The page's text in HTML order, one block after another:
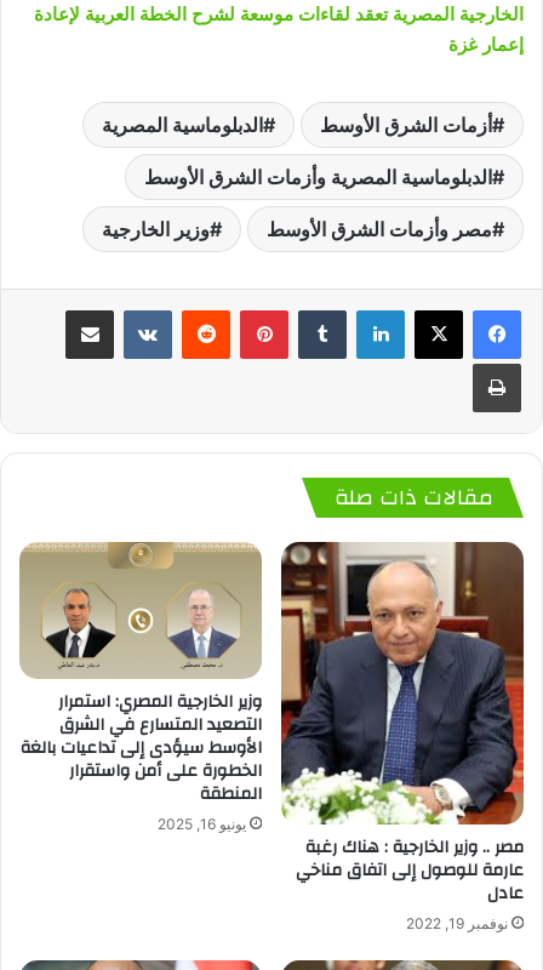
الخارجية المصرية تعقد لقاءات موسعة لشرح الخطة العربية لإعادة
إعمار غزة
أزمات الشرق الأوسط الدبلوماسية المصرية
الدبلوماسية المصرية وأزمات الشرق الأوسط
مصر وأزمات الشرق الأوسط وزير الخارجية
لينكدإن بينتيريست
مقالات ذات صلة
مصر .. وزير الخارجية : هناك رغبة
عارمة للوصول إلى اتفاق مناخي
عادل
نوفمبر 19, 2022
وزير الخارجية المصري: استمرار
التصعيد المتسارع في الشرق
الأوسط سيؤدى إلى تداعيات بالغة
الخطورة على أمن واستقرار
المنطقة
يونيو 16, 2025